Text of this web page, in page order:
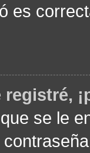
es
se le